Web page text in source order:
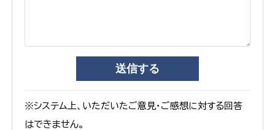
※システム上、いただいたご意見・ご感想に対する回答
はできません。